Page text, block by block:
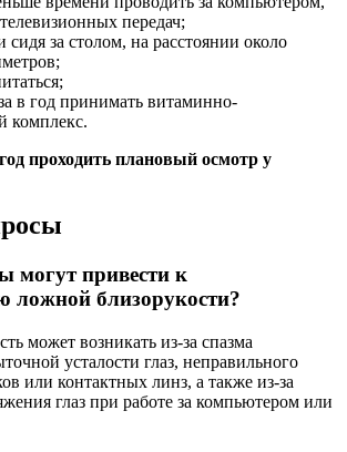
передач;
сидя за столом, на расстоянии около
в год принимать витаминно-
комплекс.
проходить плановый осмотр у
могут привести к
ложной близорукости?
может возникать из-за спазма
усталости глаз, неправильного
или контактных линз, а также из-за
глаз при работе за компьютером или